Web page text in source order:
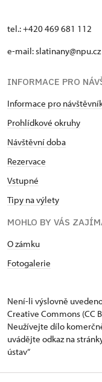
tel.: +420 469 681 112
e-mail: slatinany@npu.cz
INFORMACE PRO
Informace pro
Prohlídkové okruhy
Návštěvní doba
Rezervace
Vstupné
Tipy na výlety
MOHLO BY VÁS
O zámku
Fotogalerie
Není-li výslovně
Creative Commons (CC
Neužívejte dílo
uvádějte odkaz na
ústav“